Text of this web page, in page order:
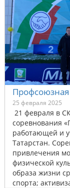
25 февраля 2025
21 февраля в
соревнования
работающей и
Татарстан.
привлечения
физической
образа жизни
спорта;